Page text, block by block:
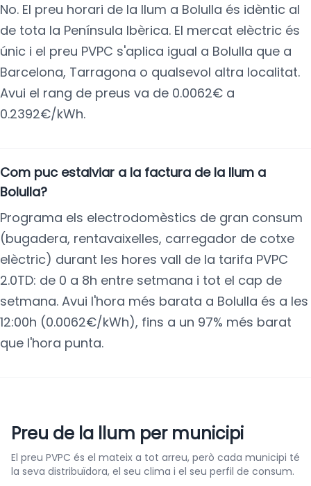
No. El preu horari de la llum a Bolulla és idèntic al
de tota la Península Ibèrica. El mercat elèctric és
únic i el preu PVPC s'aplica igual a Bolulla que a
Barcelona, Tarragona o qualsevol altra localitat.
Avui el rang de preus va de 0.0062€ a
0.2392€/kWh.
Com puc estalviar a la factura de la llum a
Bolulla?
Programa els electrodomèstics de gran consum
(bugadera, rentavaixelles, carregador de cotxe
elèctric) durant les hores vall de la tarifa PVPC
2.0TD: de 0 a 8h entre setmana i tot el cap de
setmana. Avui l'hora més barata a Bolulla és a les
12:00h (0.0062€/kWh), fins a un 97% més barat
que l'hora punta.
Preu de la llum per municipi
El preu PVPC és el mateix a tot arreu, però cada municipi té
la seva distribuïdora, el seu clima i el seu perfil de consum.